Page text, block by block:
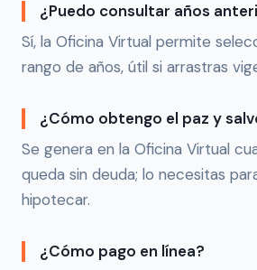
¿Puedo consultar años
Sí, la Oficina Virtual permite
rango de años, útil si arrastras
¿Cómo obtengo el paz y
Se genera en la Oficina Virtual
queda sin deuda; lo necesitas
hipotecar.
¿Cómo pago en línea?